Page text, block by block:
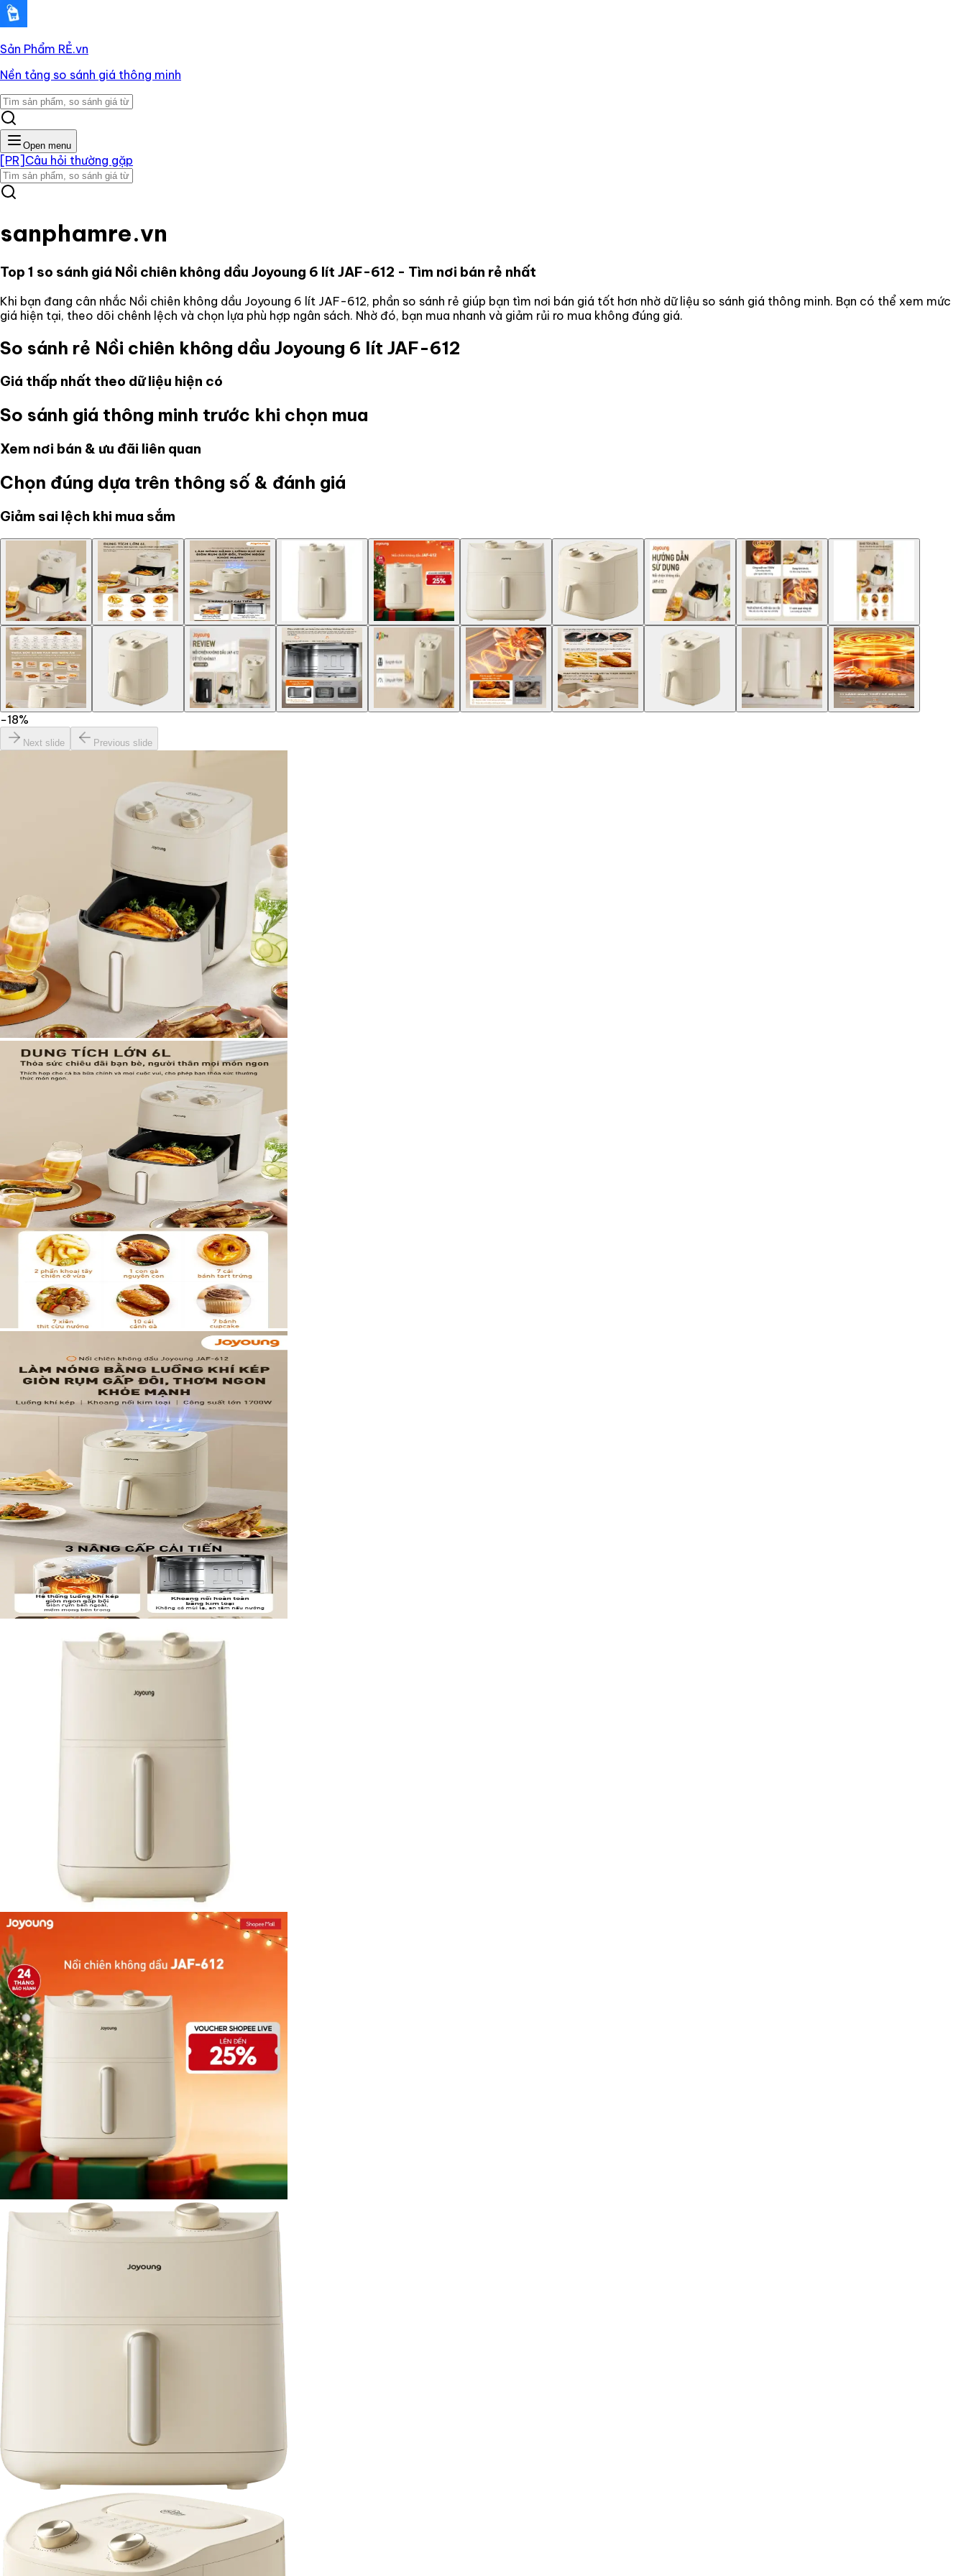
Sản Phẩm RẺ.vn
Nền tảng so sánh giá thông minh
Open menu
[PR] Câu hỏi thường gặp
sanphamre.vn
Top 1 so sánh giá Nồi chiên không dầu Joyoung 6 lít JAF-612 - Tìm nơi bán rẻ nhất
Khi bạn đang cân nhắc Nồi chiên không dầu Joyoung 6 lít JAF-612, phần so sánh rẻ giúp bạn tìm nơi bán giá tốt hơn nhờ dữ liệu so sánh giá thông minh. Bạn có thể xem mức
giá hiện tại, theo dõi chênh lệch và chọn lựa phù hợp ngân sách. Nhờ đó, bạn mua nhanh và giảm rủi ro mua không đúng giá.
So sánh rẻ Nồi chiên không dầu Joyoung 6 lít JAF-612
Giá thấp nhất theo dữ liệu hiện có
So sánh giá thông minh trước khi chọn mua
Xem nơi bán & ưu đãi liên quan
Chọn đúng dựa trên thông số & đánh giá
Giảm sai lệch khi mua sắm
−18%
Next slide Previous slide